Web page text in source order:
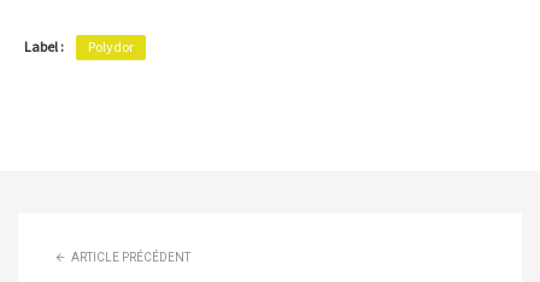
Label : Polydor
ARTICLE PRÉCÉDENT